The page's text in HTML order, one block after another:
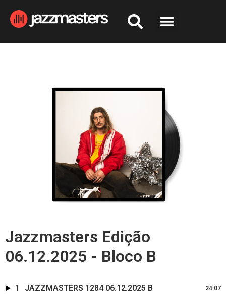
Jazzmasters Edição
06.12.2025 - Bloco B
1 JAZZMASTERS 1284 06.12.2025 B 24:07